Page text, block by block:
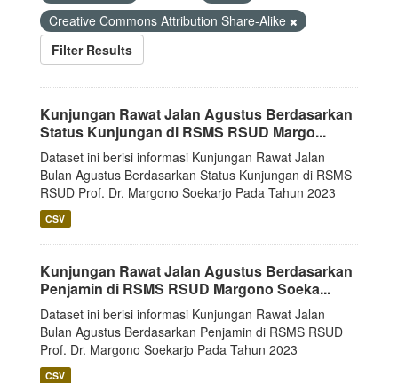
Creative Commons Attribution Share-Alike
Filter Results
Kunjungan Rawat Jalan Agustus Berdasarkan
Status Kunjungan di RSMS RSUD Margo...
Dataset ini berisi informasi Kunjungan Rawat Jalan
Bulan Agustus Berdasarkan Status Kunjungan di RSMS
RSUD Prof. Dr. Margono Soekarjo Pada Tahun 2023
CSV
Kunjungan Rawat Jalan Agustus Berdasarkan
Penjamin di RSMS RSUD Margono Soeka...
Dataset ini berisi informasi Kunjungan Rawat Jalan
Bulan Agustus Berdasarkan Penjamin di RSMS RSUD
Prof. Dr. Margono Soekarjo Pada Tahun 2023
CSV